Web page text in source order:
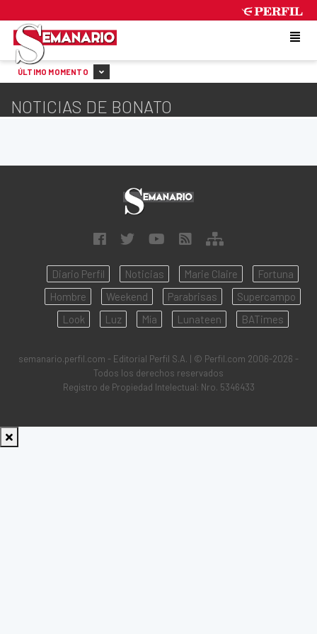
ÚLTIMO MOMENTO
NOTICIAS DE BONATO
Diario Perfil Noticias Marie Claire
Fortuna
Hombre
Weekend Parabrisas
Supercampo
Look
Luz Mía Lunateen BATimes
semanario.perfil.com - Editorial Perfil S.A. | © Perfil.com 2006-2026 -
Todos los derechos reservados
Registro de Propiedad Intelectual: Nro. 5346433